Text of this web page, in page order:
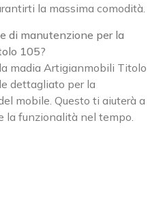
la massima comodità.
di manutenzione per la
105?
madia Artigianmobili Titolo
dettagliato per la
mobile. Questo ti aiuterà a
la funzionalità nel tempo.